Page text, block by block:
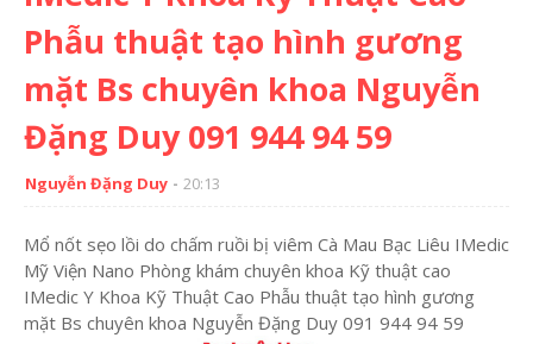
Phẫu thuật tạo hình gương
mặt Bs chuyên khoa Nguyễn
Đặng Duy 091 944 94 59
Nguyễn Đặng Duy 20:13
Mổ nốt sẹo lồi do chấm ruồi bị viêm Cà Mau Bạc Liêu IMedic
Mỹ Viện Nano Phòng khám chuyên khoa Kỹ thuật cao
IMedic Y Khoa Kỹ Thuật Cao Phẫu thuật tạo hình gương
mặt Bs chuyên khoa Nguyễn Đặng Duy 091 944 94 59